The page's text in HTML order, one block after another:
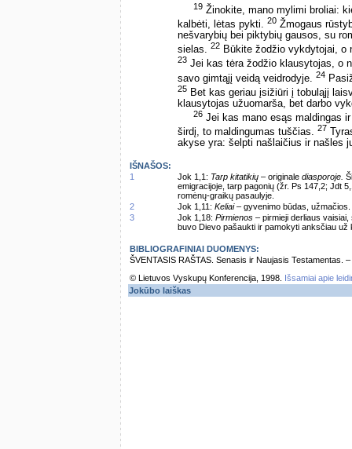
19 Žinokite, mano mylimi broliai:
kalbėti, lėtas pykti. 20 Žmogaus
nešvarybių bei piktybių gausos, su
sielas. 22 Būkite žodžio vykdytojai, o
23 Jei kas tėra žodžio klausytojas, o
savo gimtąjį veidą veidrodyje. 24
25 Bet kas geriau įsižiūri į tobuląjį
klausytojas užuomarša, bet darbo
26 Jei kas mano esąs maldingas
širdį, to maldingumas tuščias. 27
akyse yra: šelpti našlaičius ir našles
IŠNAŠOS:
1
Jok 1,1: Tarp kitatikių – originale diasporoje.
emigracijoje, tarp pagonių (žr. Ps 147,2; Jdt
romėnų-graikų pasaulyje.
2
Jok 1,11: Keliai– gyvenimo būdas, užmačios.
3
Jok 1,18: Pirmienos – pirmieji derliaus
buvo Dievo pašaukti ir pamokyti anksčiau už
BIBLIOGRAFINIAI DUOMENYS:
ŠVENTASIS RAŠTAS. Senasis ir Naujasis Testamentas.
© Lietuvos Vyskupų Konferencija, 1998.
Išsamiai apie
Jokūbo laiškas